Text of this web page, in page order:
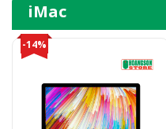
iMac
-14%